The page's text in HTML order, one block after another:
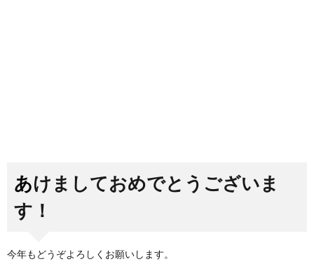
あけましておめでとうございま
す！
今年もどうぞよろしくお願いします。